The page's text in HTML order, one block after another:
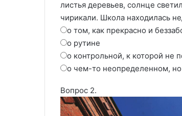
листья деревьев, солнце
чирикали. Школа находилась
о том, как прекрасно и
о рутине
о контрольной, к которой не
о чем-то неопределенном,
Вопрос 2.